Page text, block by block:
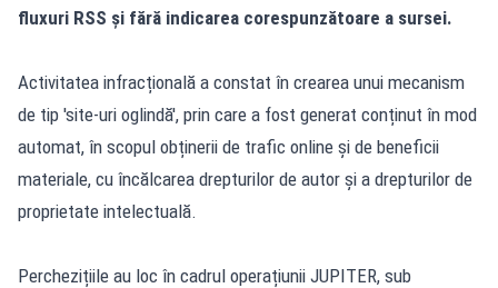
fluxuri RSS și fără indicarea corespunzătoare a sursei.
Activitatea infracțională a constat în crearea unui mecanism
de tip 'site-uri oglindă', prin care a fost generat conținut în mod
automat, în scopul obținerii de trafic online și de beneficii
materiale, cu încălcarea drepturilor de autor și a drepturilor de
proprietate intelectuală.
Perchezițiile au loc în cadrul operațiunii JUPITER, sub